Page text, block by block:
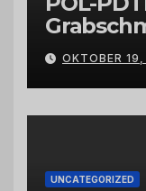
OKTOBER
UNCATEGORIZED